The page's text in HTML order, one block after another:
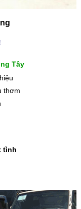
Tây
thơm
tình